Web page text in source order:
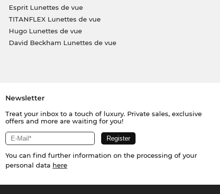
Esprit Lunettes de vue
TITANFLEX Lunettes de vue
Hugo Lunettes de vue
David Beckham Lunettes de vue
Newsletter
Treat your inbox to a touch of luxury. Private sales, exclusive
offers and more are waiting for you!
You can find further information on the processing of your
personal data here